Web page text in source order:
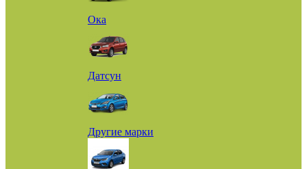
Ока
Датсун
Другие марки